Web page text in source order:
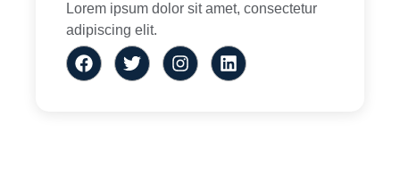
Lorem ipsum dolor sit amet, consectetur
adipiscing elit.